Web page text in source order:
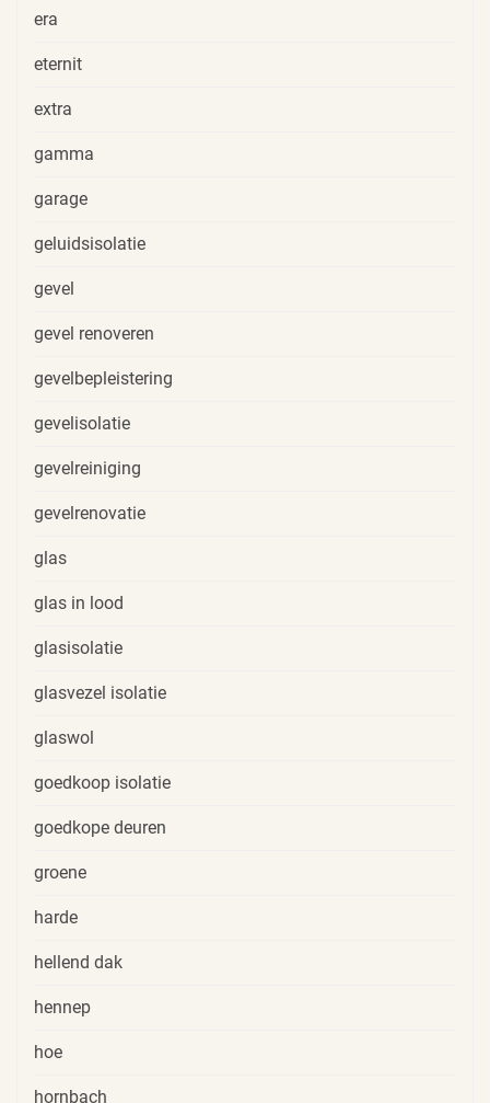
era
eternit
extra
gamma
garage
geluidsisolatie
gevel
gevel renoveren
gevelbepleistering
gevelisolatie
gevelreiniging
gevelrenovatie
glas
glas in lood
glasisolatie
glasvezel isolatie
glaswol
goedkoop isolatie
goedkope deuren
groene
harde
hellend dak
hennep
hoe
hornbach